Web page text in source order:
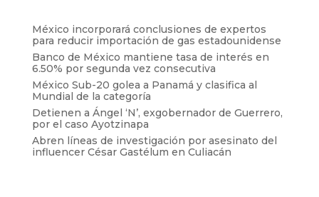
México incorporará conclusiones de expertos
para reducir importación de gas estadounidense
Banco de México mantiene tasa de interés en
6.50% por segunda vez consecutiva
México Sub-20 golea a Panamá y clasifica al
Mundial de la categoría
Detienen a Ángel ‘N’, exgobernador de Guerrero,
por el caso Ayotzinapa
Abren líneas de investigación por asesinato del
influencer César Gastélum en Culiacán